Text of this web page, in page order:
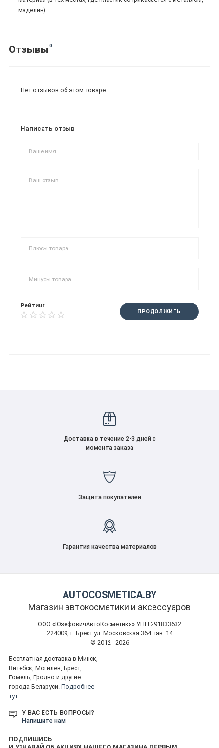
маделин).
Отзывы 0
Нет отзывов об этом товаре.
Написать отзыв
Рейтинг
ПРОДОЛЖИТЬ
Доставка в течение 2-3 дней с
момента заказа
Защита покупателей
Гарантия качества материалов
AUTOCOSMETICA.BY
Магазин автокосметики и аксессуаров
ООО «ЮзефовичАвтоКосметика» УНП 291833632
224009, г. Брест ул. Московская 364 пав. 14
© 2012 - 2026
Бесплатная доставка в Минск,
Витебск, Могилев, Брест,
Гомель, Гродно и другие
города Беларуси. Подробнее
тут.
У ВАС ЕСТЬ ВОПРОСЫ?
Напишите нам
ПОДПИШИСЬ